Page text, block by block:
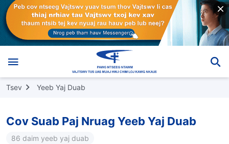
Tsev Yeeb Yaj Duab
Cov Suab Paj Nruag Yeeb Yaj Duab
86 daim yeeb yaj duab